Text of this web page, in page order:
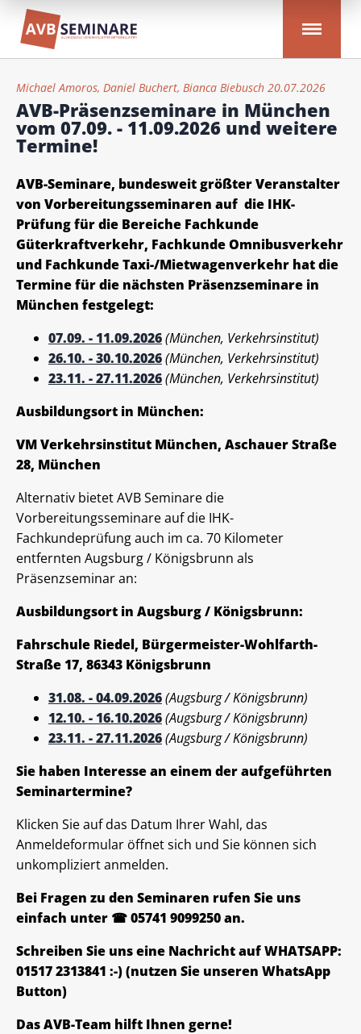
Michael Amoros, Daniel Buchert, Bianca Biebusch 20.07.2026
AVB-Präsenzseminare in München
vom 07.09. - 11.09.2026 und weitere
Termine!
AVB-Seminare, bundesweit größter Veranstalter
von Vorbereitungsseminaren auf die IHK-
Prüfung für die Bereiche Fachkunde
Güterkraftverkehr, Fachkunde Omnibusverkehr
und Fachkunde Taxi-/Mietwagenverkehr hat die
Termine für die nächsten Präsenzseminare in
München festgelegt:
07.09. - 11.09.2026(München, Verkehrsinstitut)
26.10. - 30.10.2026(München, Verkehrsinstitut)
23.11. - 27.11.2026(München, Verkehrsinstitut)
Ausbildungsort in München:
VM Verkehrsinstitut München, Aschauer Straße
28, München
Alternativ bietet AVB Seminare die
Vorbereitungsseminare auf die IHK-
Fachkundeprüfung auch im ca. 70 Kilometer
entfernten Augsburg / Königsbrunn als
Präsenzseminar an:
Ausbildungsort in Augsburg / Königsbrunn:
Fahrschule Riedel, Bürgermeister-Wohlfarth-
Straße 17, 86343 Königsbrunn
31.08. - 04.09.2026(Augsburg / Königsbrunn)
12.10. - 16.10.2026(Augsburg / Königsbrunn)
23.11. - 27.11.2026(Augsburg / Königsbrunn)
Sie haben Interesse an einem der aufgeführten
Seminartermine?
Klicken Sie auf das Datum Ihrer Wahl, das
Anmeldeformular öffnet sich und Sie können sich
unkompliziert anmelden.
Bei Fragen zu den Seminaren rufen Sie uns
einfach unter ☎ 05741 9099250 an.
Schreiben Sie uns eine Nachricht auf WHATSAPP:
01517 2313841 :-) (nutzen Sie unseren WhatsApp
Button)
Das AVB-Team hilft Ihnen gerne!